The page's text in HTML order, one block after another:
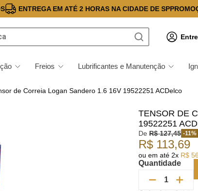
ENTREGA EM ATÉ 2 HORAS NA CIDADE DE SP
Freios Lubrificantes e Manutenção
de Correia Logan Sandero 1.6 16V 19522251 ACDelco
TENSOR DE
19522251
De R$ 127,45 -11%
R$ 113,69
ou em até 2x R$ 56
Quantidade